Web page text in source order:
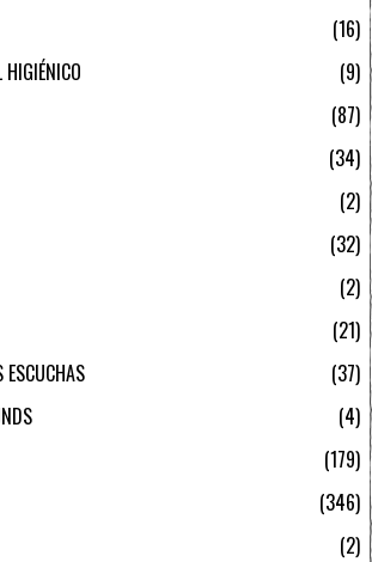
16
HIGIÉNICO
9
87
34
2
32
2
21
ESCUCHAS
37
4
179
346
2